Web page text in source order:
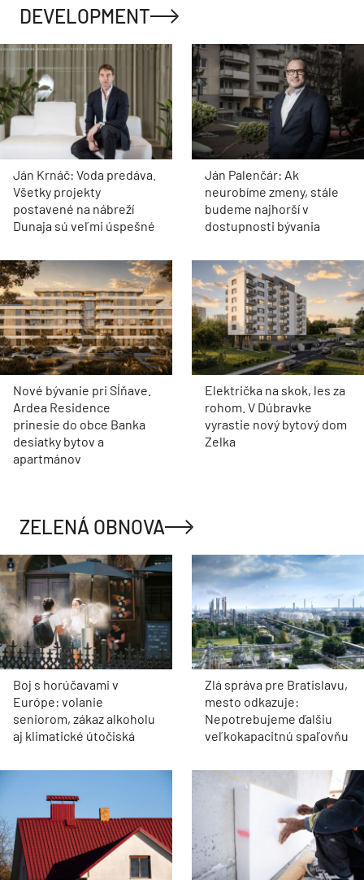
DEVELOPMENT
Ján Krnáč: Voda predáva.
Všetky projekty
postavené na nábreží
Dunaja sú veľmi úspešné
Ján Palenčár: Ak
neurobíme zmeny, stále
budeme najhorší v
dostupnosti bývania
Nové bývanie pri Sĺňave.
Ardea Residence
prinesie do obce Banka
desiatky bytov a
apartmánov
Električka na skok, les za
rohom. V Dúbravke
vyrastie nový bytový dom
Zelka
ZELENÁ OBNOVA
Boj s horúčavami v
Európe: volanie
seniorom, zákaz alkoholu
aj klimatické útočiská
Zlá správa pre Bratislavu,
mesto odkazuje:
Nepotrebujeme ďalšiu
veľkokapacitnú spaľovňu